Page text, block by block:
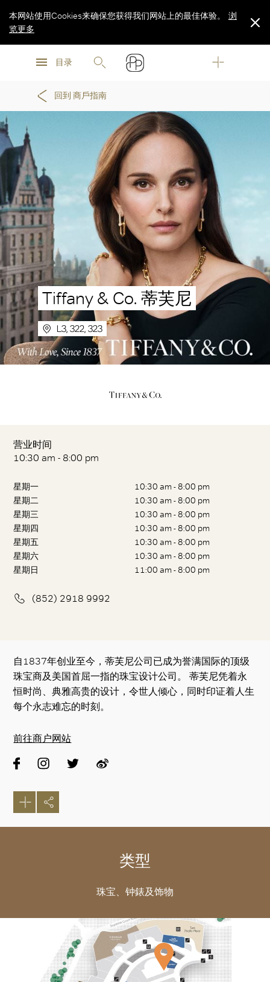
浏
目录
本网站使用Cookies来确保您获得我们网站上的最佳体验。
浏
览更多
回到 商戶指南
Tiffany & Co. 蒂芙尼
L3, 322, 323
营业时间
10:30 am - 8:00 pm
星期一
10:30 am - 8:00 pm
星期二
10:30 am - 8:00 pm
星期三
10:30 am - 8:00 pm
星期四
10:30 am - 8:00 pm
星期五
10:30 am - 8:00 pm
星期六
10:30 am - 8:00 pm
星期日
11:00 am - 8:00 pm
(852) 2918 9992
自1837年创业至今，蒂芙尼公司已成为誉满国际的顶级
珠宝商及美国首屈一指的珠宝设计公司。 蒂芙尼凭着永
恒时尚、典雅高贵的设计，令世人倾心，同时印证着人生
每个永志难忘的时刻。
前往商户网站
类型
珠宝、钟錶及饰物